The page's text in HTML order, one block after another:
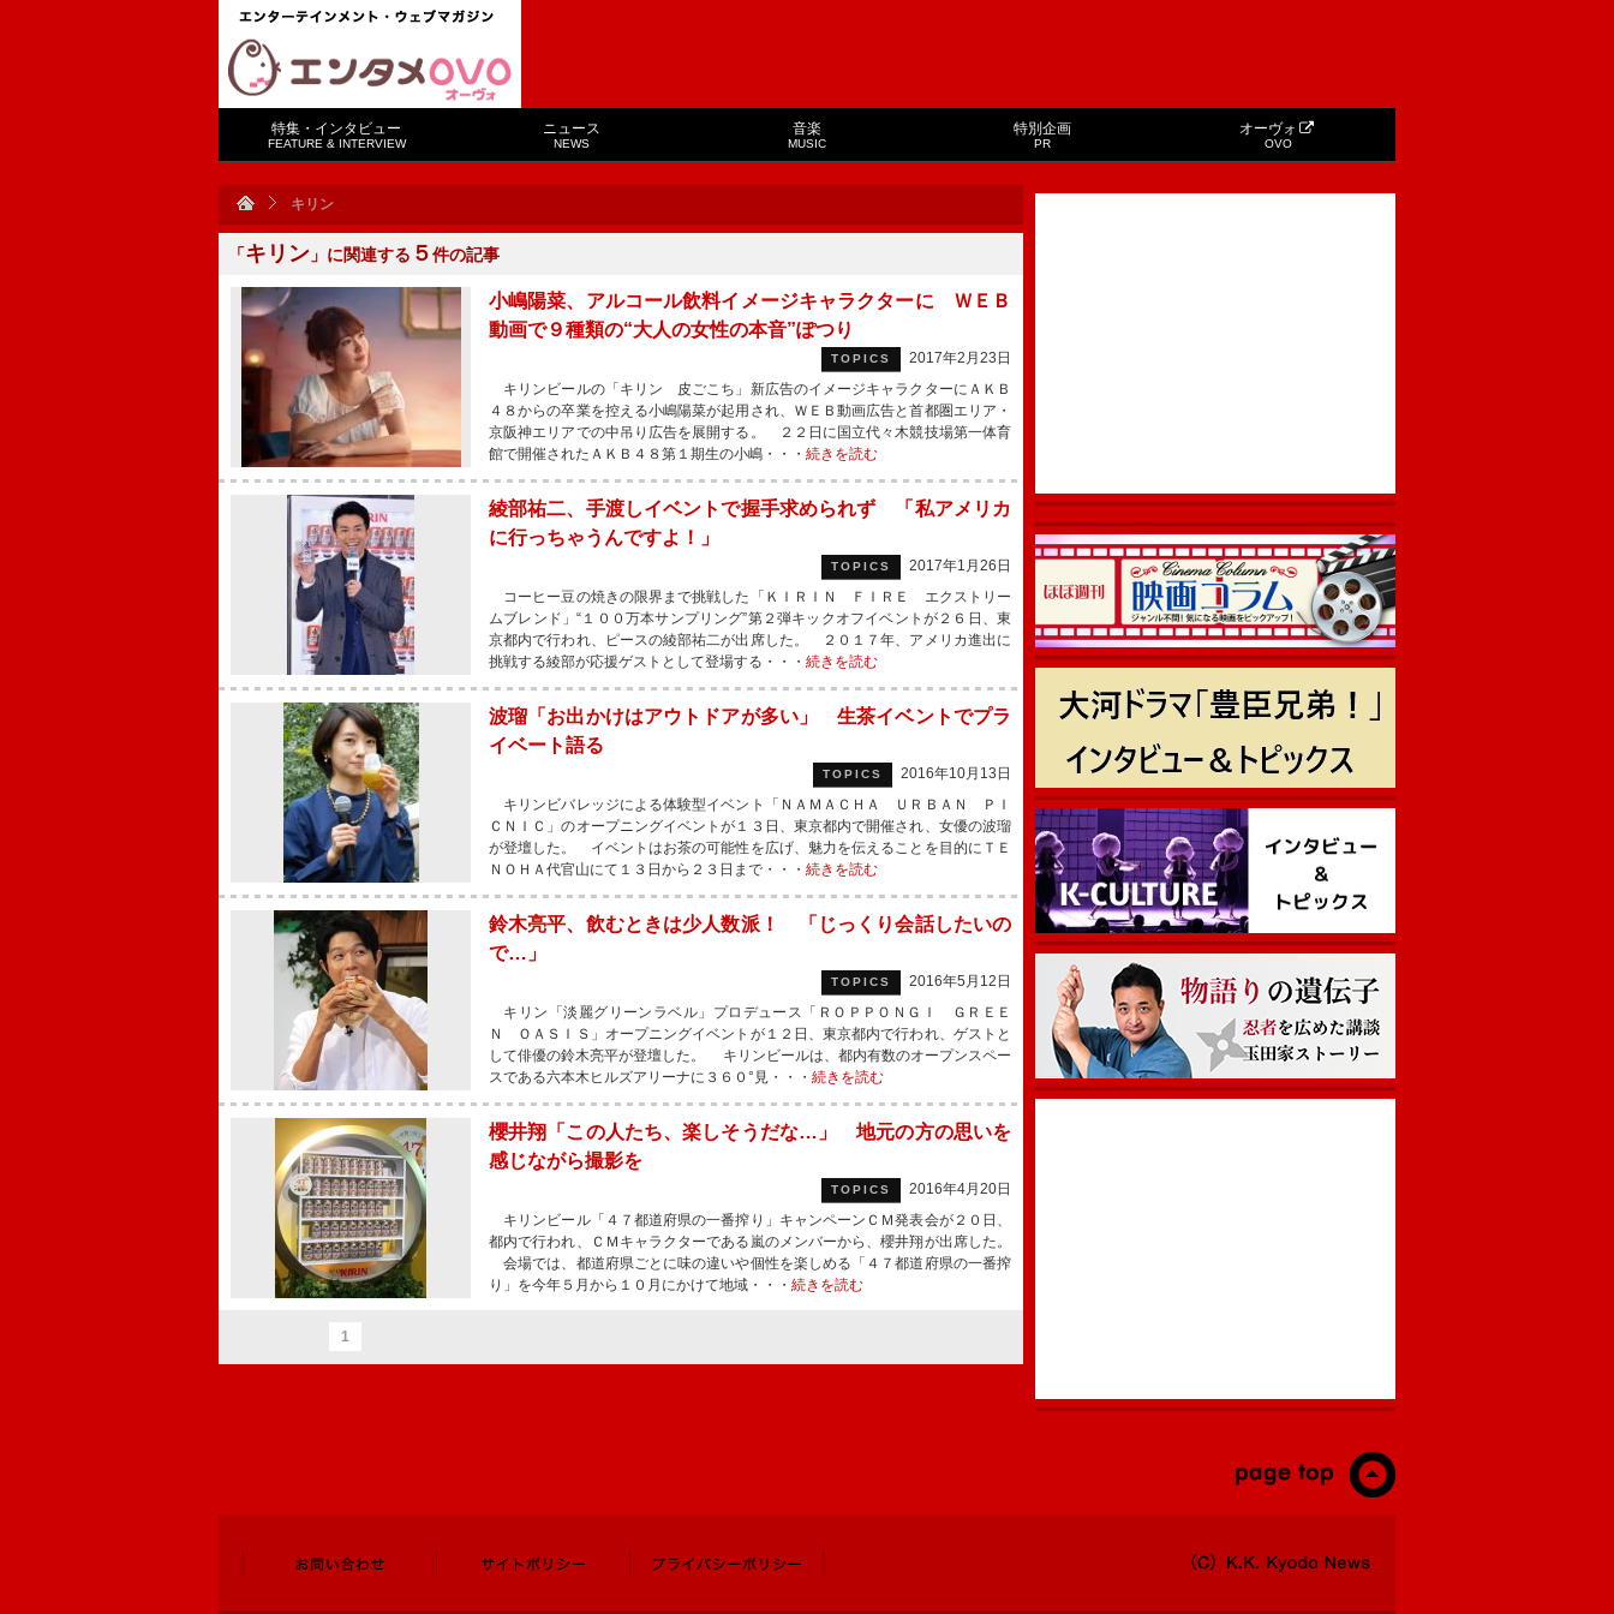
特集・インタビュー
FEATURE & INTERVIEW
ニュース
NEWS
音楽
MUSIC
特別企画
PR
オーヴォ
OVO
キリン
「キリン 」に関連する ５件の記事
小嶋陽菜、アルコール飲料イメージキャラクターに ＷＥＢ
動画で９種類の“大人の女性の本音”ぽつり
TOPICS
2017年2月23日
キリンビールの「キリン 皮ごこち」新広告のイメージキャラクターにＡＫＢ
４８からの卒業を控える小嶋陽菜が起用され、ＷＥＢ動画広告と首都圏エリア・
京阪神エリアでの中吊り広告を展開する。 ２２日に国立代々木競技場第一体育
館で開催されたＡＫＢ４８第１期生の小嶋・・・ 続きを読む
綾部祐二、手渡しイベントで握手求められず 「私アメリカ
に行っちゃうんですよ！」
TOPICS
2017年1月26日
コーヒー豆の焼きの限界まで挑戦した「ＫＩＲＩＮ ＦＩＲＥ エクストリー
ムブレンド」“１００万本サンプリング”第２弾キックオフイベントが２６日、東
京都内で行われ、ピースの綾部祐二が出席した。 ２０１７年、アメリカ進出に
挑戦する綾部が応援ゲストとして登場する・・・ 続きを読む
波瑠「お出かけはアウトドアが多い」 生茶イベントでプラ
イベート語る
TOPICS
2016年10月13日
キリンビバレッジによる体験型イベント「ＮＡＭＡＣＨＡ ＵＲＢＡＮ ＰＩ
ＣＮＩＣ」のオープニングイベントが１３日、東京都内で開催され、女優の波瑠
が登壇した。 イベントはお茶の可能性を広げ、魅力を伝えることを目的にＴＥ
ＮＯＨＡ代官山にて１３日から２３日まで・・・ 続きを読む
鈴木亮平、飲むときは少人数派！ 「じっくり会話したいの
で…」
TOPICS
2016年5月12日
キリン「淡麗グリーンラベル」プロデュース「ＲＯＰＰＯＮＧＩ ＧＲＥＥ
Ｎ ＯＡＳＩＳ」オープニングイベントが１２日、東京都内で行われ、ゲストと
して俳優の鈴木亮平が登壇した。 キリンビールは、都内有数のオープンスペー
スである六本木ヒルズアリーナに３６０°見・・・ 続きを読む
櫻井翔「この人たち、楽しそうだな…」 地元の方の思いを
感じながら撮影を
TOPICS
2016年4月20日
キリンビール「４７都道府県の一番搾り」キャンペーンＣＭ発表会が２０日、
都内で行われ、ＣＭキャラクターである嵐のメンバーから、櫻井翔が出席した。
会場では、都道府県ごとに味の違いや個性を楽しめる「４７都道府県の一番搾
り」を今年５月から１０月にかけて地域・・・ 続きを読む
1